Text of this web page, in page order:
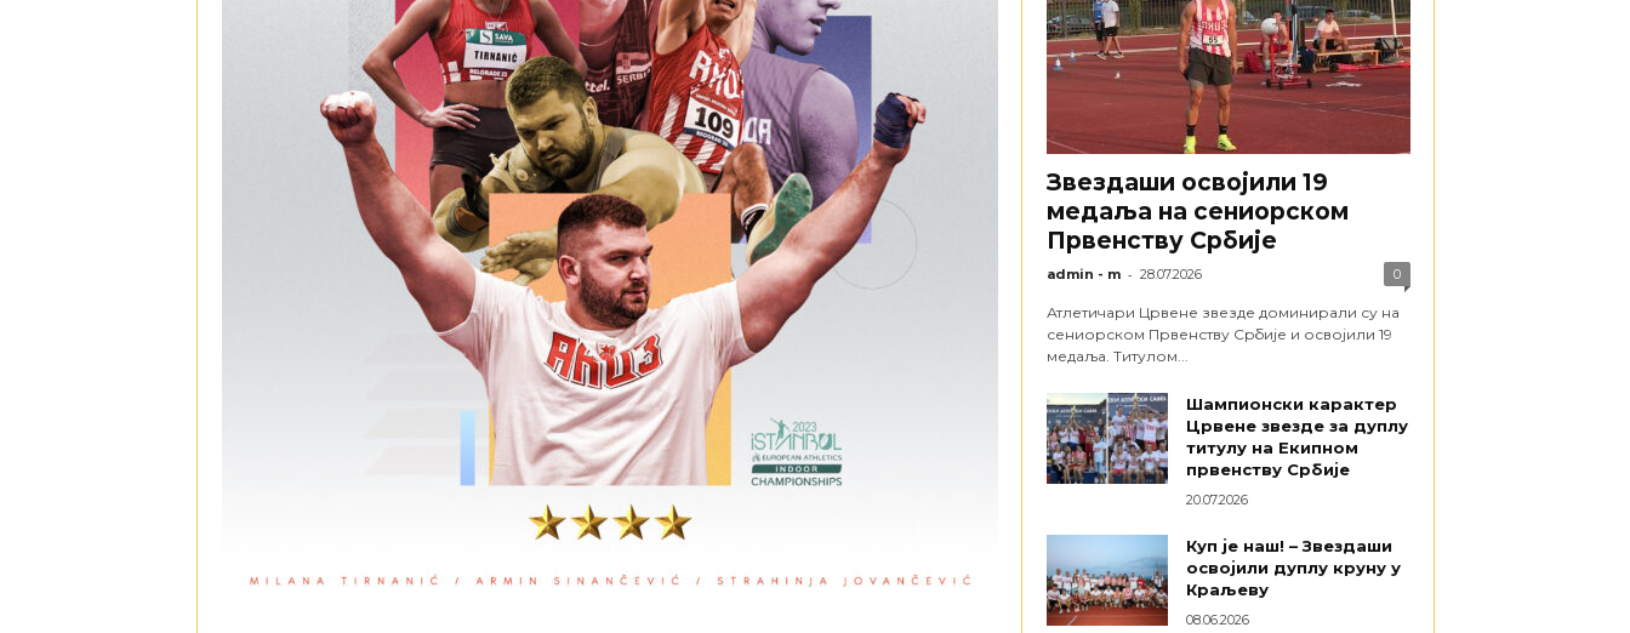
Звездаши освојили 19
медаља на сениорском
Првенству Србије
admin - m - 28.07.2026 0
Атлетичари Црвене звезде доминирали су на
сениорском Првенству Србије и освојили 19
медаља. Титулом...
Шампионски карактер
Црвене звезде за дуплу
титулу на Екипном
првенству Србије
20.07.2026
Куп је наш! – Звездаши
освојили дуплу круну у
Краљеву
08.06.2026